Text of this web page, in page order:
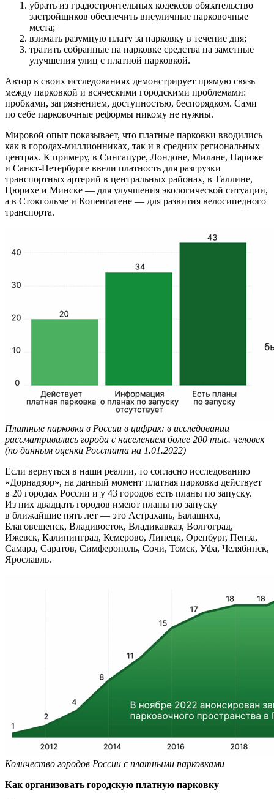
убрать из градостроительных кодексов обязательство
застройщиков обеспечить внеуличные парковочные
места;
взимать разумную плату за парковку в течение дня;
тратить собранные на парковке средства на заметные
улучшения улиц с платной парковкой.
Автор в своих исследованиях демонстрирует прямую связь
между парковкой и всяческими городскими проблемами:
пробками, загрязнением, доступностью, беспорядком. Сами
по себе парковочные реформы никому не нужны.
Мировой опыт показывает, что платные парковки вводились
как в городах-миллионниках, так и в средних региональных
центрах. К примеру, в Сингапуре, Лондоне, Милане, Париже
и Санкт-Петербурге ввели платность для разгрузки
транспортных артерий в центральных районах, в Таллине,
Цюрихе и Минске — для улучшения экологической ситуации,
а в Стокгольме и Копенгагене — для развития велосипедного
транспорта.
Платные парковки в России в цифрах: в исследовании
рассматривались города с населением более 200 тыс. человек
(по данным оценки Росстата на 1.01.2022)
Если вернуться в наши реалии, то согласно исследованию
«Дорнадзор», на данный момент платная парковка действует
в 20 городах России и у 43 городов есть планы по запуску.
Из них двадцать городов имеют планы по запуску
в ближайшие пять лет — это Астрахань, Балашиха,
Благовещенск, Владивосток, Владикавказ, Волгоград,
Ижевск, Калининград, Кемерово, Липецк, Оренбург, Пенза,
Самара, Саратов, Симферополь, Сочи, Томск, Уфа, Челябинск,
Ярославль.
Количество городов России с платными парковками
Как организовать городскую платную парковку